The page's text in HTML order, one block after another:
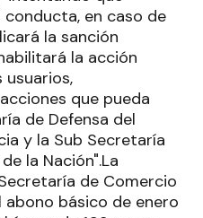
en caso de
la sanción
la acción
usuarios,
que pueda
de Defensa del
y la Sub Secretaría
la Nación".La
de Comercio
básico de enero